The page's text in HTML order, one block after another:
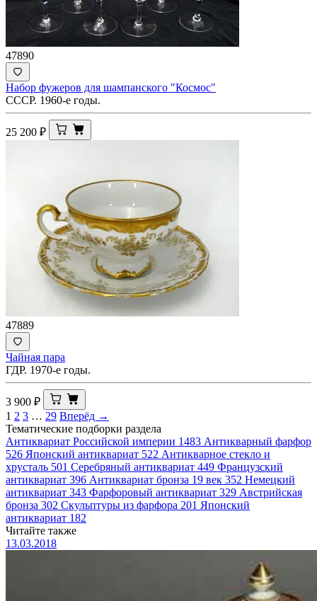
47890
Набор фужеров для шампанского "Космос"
СССР. 1960-е годы.
25 200 ₽
47889
Чайная пара
ГДР. 1970-е годы.
3 900 ₽
1 2 3 … 29 Вперёд →
Тематические подборки раздела
Антиквариат Российской империи 1483 Антикварный фарфор
526 Японский антиквариат 522 Антикварное стекло и
хрусталь 501 Серебряный антиквариат 449 Французский
антиквариат 396 Антиквариат бронза 19 век 352 Немецкий
антиквариат 343 Фарфоровый антиквариат 329 Австрийская
бронза 302 Скульптуры из фарфора 201 Японский
антиквариат 182
Читайте также
13.03.2018